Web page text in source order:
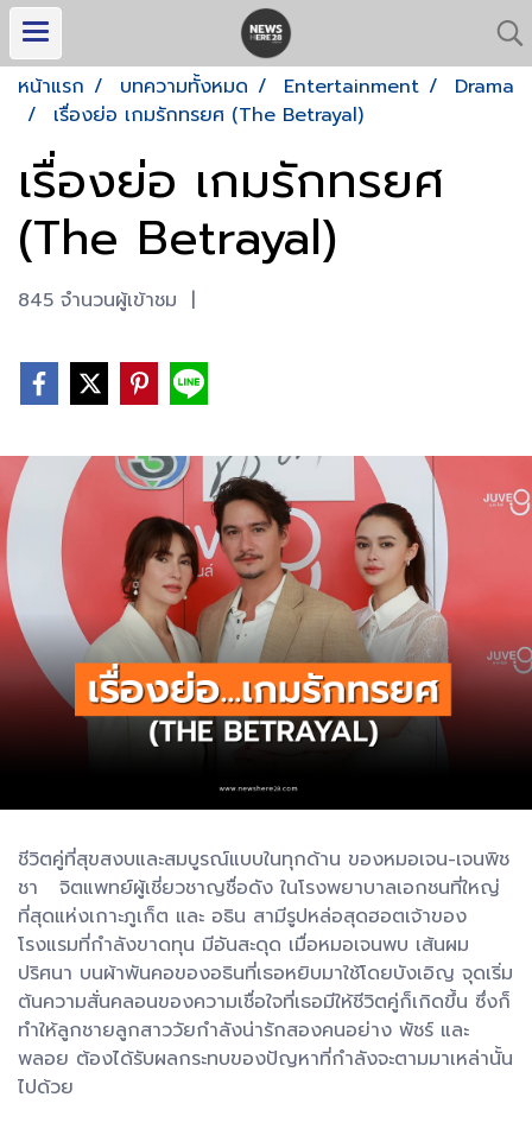
หน้าแรก บทความทั้งหมด Entertainment
Drama
เรื่องย่อ เกมรักทรยศ (The Betrayal)
เรื่องย่อ เกมรักทรยศ
(The Betrayal)
845 จำนวนผู้เข้าชม |
ชีวิตคู่ที่สุขสงบและสมบูรณ์แบบในทุกด้าน ของหมอเจน-เจนพิช
ชา จิตแพทย์ผู้เชี่ยวชาญชื่อดัง ในโรงพยาบาลเอกชนที่ใหญ่
ที่สุดแห่งเกาะภูเก็ต และ อธิน สามีรูปหล่อสุดฮอตเจ้าของ
โรงแรมที่กำลังขาดทุน มีอันสะดุด เมื่อหมอเจนพบ เส้นผม
ปริศนา บนผ้าพันคอของอธินที่เธอหยิบมาใช้โดยบังเอิญ จุดเริ่ม
ต้นความสั่นคลอนของความเชื่อใจที่เธอมีให้ชีวิตคู่ก็เกิดขึ้น ซึ่งก็
ทำให้ลูกชายลูกสาววัยกำลังน่ารักสองคนอย่าง พัชร์ และ
พลอย ต้องได้รับผลกระทบของปัญหาที่กำลังจะตามมาเหล่านั้น
ไปด้วย